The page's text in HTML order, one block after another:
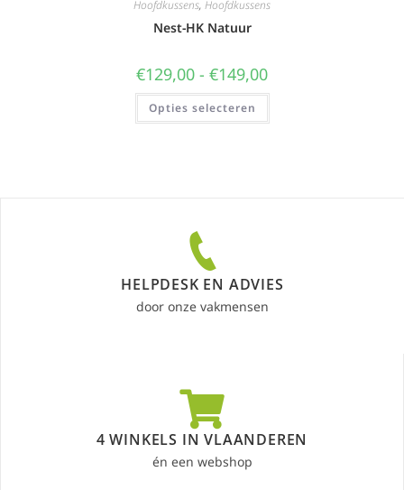
Hoofdkussens, Hoofdkussens
Nest-HK Natuur
€129,00 - €149,00
Opties selecteren
HELPDESK EN ADVIES
door onze vakmensen
4 WINKELS IN VLAANDEREN
én een webshop